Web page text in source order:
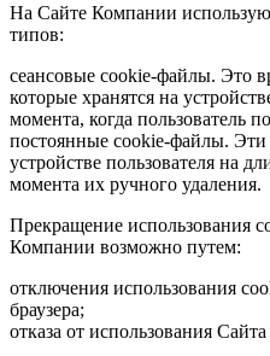
На Сайте Компании
типов:
сеансовые cookie-файлы. Это
которые хранятся на
момента, когда пользователь
постоянные cookie-файлы.
устройстве пользователя на
момента их ручного удаления.
Прекращение использования
Компании возможно путем:
отключения использования
браузера;
отказа от использования